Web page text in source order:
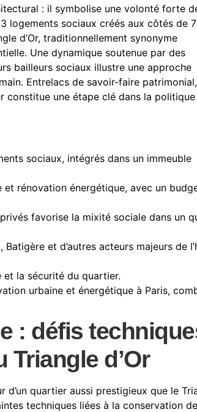
: il symbolise une volonté forte
logements sociaux créés aux côtés de 7
d’Or, traditionnellement synonyme
Une dynamique soutenue par des
bailleurs sociaux illustre une approche
Entrelacs de savoir-faire patrimonial,
constitue une étape clé dans la politique
sociaux, intégrés dans un immeuble
rénovation énergétique, avec un
favorise la mixité sociale dans un
et d’autres acteurs majeurs de
et la sécurité du quartier.
urbaine et énergétique à Paris,
: défis
d’Or
quartier aussi prestigieux que le
techniques liées à la conservation